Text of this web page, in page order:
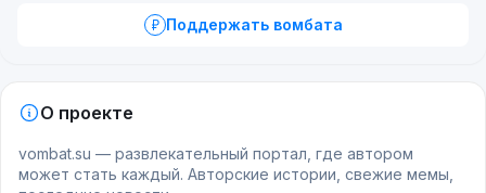
Поддержать вомбата
О проекте
vombat.su — развлекательный портал, где автором
может стать каждый. Авторские истории, свежие мемы,